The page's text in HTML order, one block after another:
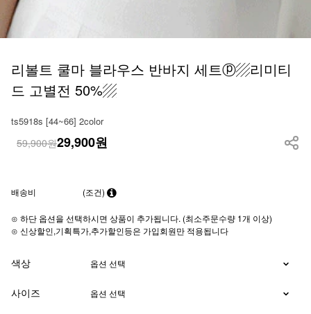
리볼트 쿨마 블라우스 반바지 세트ⓟ▨리미티
드 고별전 50%▨
ts5918s [44~66] 2color
59,900원29,900원
배송비 (조건)
⊙ 하단 옵션을 선택하시면 상품이 추가됩니다. (최소주문수량 1개 이상)
⊙ 신상할인,기획특가,추가할인등은 가입회원만 적용됩니다
색상
사이즈